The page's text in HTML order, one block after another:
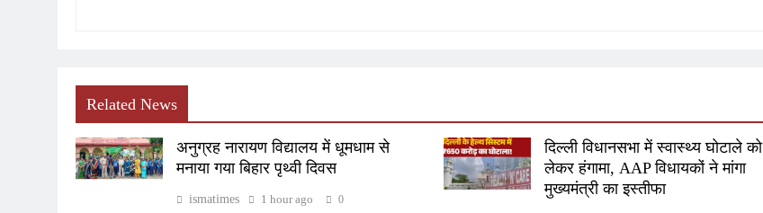
Related News
अनुग्रह नारायण विद्यालय में धूमधाम से
मनाया गया बिहार पृथ्वी दिवस
ismatimes 1 hour ago 0
दिल्ली विधानसभा में स्वास्थ्य घोटाले को
लेकर हंगामा, AAP विधायकों ने मांगा
मुख्यमंत्री का इस्तीफा